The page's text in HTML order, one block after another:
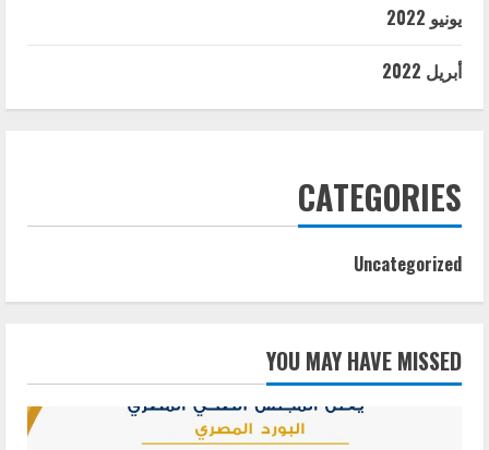
يونيو 2022
أبريل 2022
CATEGORIES
Uncategorized
YOU MAY HAVE MISSED